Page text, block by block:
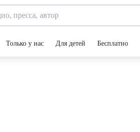
Только у нас Для детей Бесплатно